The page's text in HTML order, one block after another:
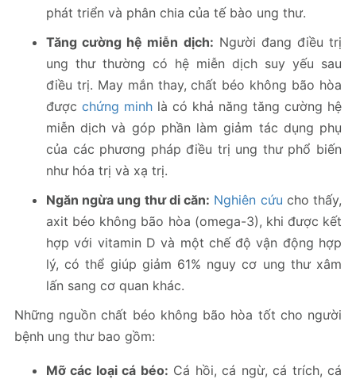
phát triển và phân chia của tế bào ung thư.
Tăng cường hệ miễn dịch: Người đang điều trị
ung thư thường có hệ miễn dịch suy yếu sau
điều trị. May mắn thay, chất béo không bão hòa
được chứng minh là có khả năng tăng cường hệ
miễn dịch và góp phần làm giảm tác dụng phụ
của các phương pháp điều trị ung thư phổ biến
như hóa trị và xạ trị.
Ngăn ngừa ung thư di căn: Nghiên cứu cho thấy,
axit béo không bão hòa (omega-3), khi được kết
hợp với vitamin D và một chế độ vận động hợp
lý, có thể giúp giảm 61% nguy cơ ung thư xâm
lấn sang cơ quan khác.
Những nguồn chất béo không bão hòa tốt cho người
bệnh ung thư bao gồm:
Mỡ các loại cá béo: Cá hồi, cá ngừ, cá trích, cá